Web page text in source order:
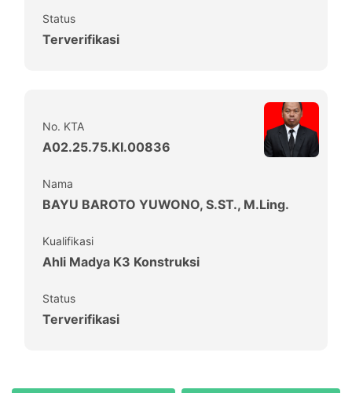
Status
Terverifikasi
No. KTA
A02.25.75.KI.00836
Nama
BAYU BAROTO YUWONO, S.ST., M.Ling.
Kualifikasi
Ahli Madya K3 Konstruksi
Status
Terverifikasi